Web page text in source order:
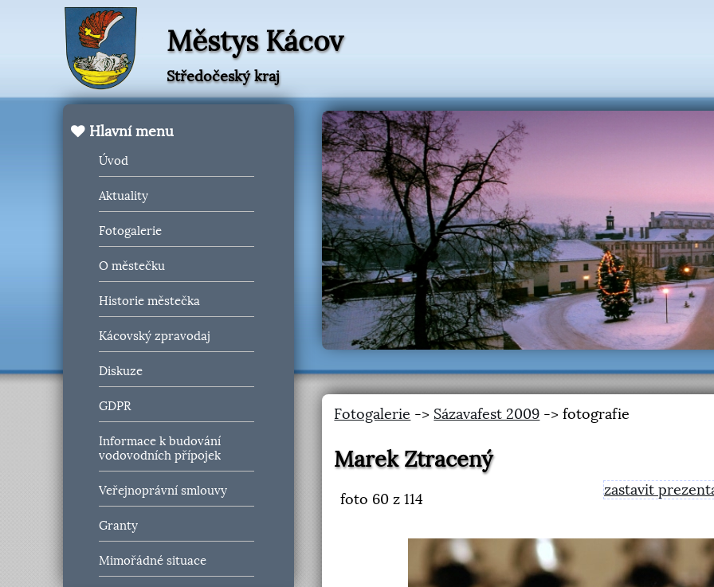
Městys Kácov
Středočeský kraj
Hlavní menu
Úvod
Aktuality
Fotogalerie
O městečku
Historie městečka
Kácovský zpravodaj
Diskuze
GDPR
Informace k budování
vodovodních přípojek
Veřejnoprávní smlouvy
Granty
Mimořádné situace
Fotogalerie -> Sázavafest 2009 -> fotografie
Marek Ztracený
foto 60 z 114
zastavit